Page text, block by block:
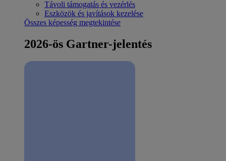
Távoli támogatás és vezérlés
Eszközök és javítások kezelése
Összes képesség megtekintése
2026-ös Gartner-jelentés